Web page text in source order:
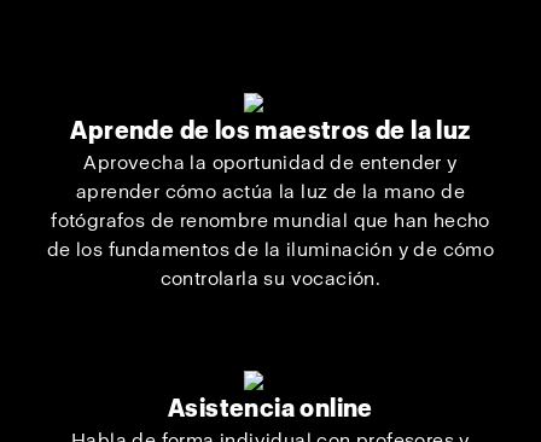
Aprende de los maestros de la luz
Aprovecha la oportunidad de entender y
aprender cómo actúa la luz de la mano de
fotógrafos de renombre mundial que han hecho
de los fundamentos de la iluminación y de cómo
controlarla su vocación.
Asistencia online